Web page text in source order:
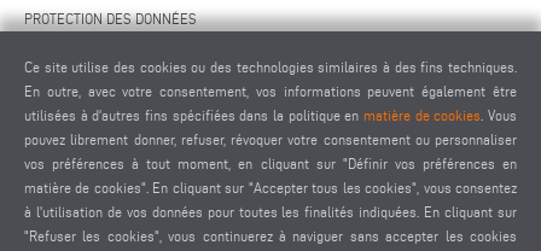
PROTECTION DES DONNÉES
ACCORD DE TÉLÉMAINTENANCE
PARAMÈTRES DES COOKIES
CODE DE CONDUITE DES FOURNISSEURS
Ce site utilise des cookies ou des technologies similaires à des fins techniques.
En outre, avec votre consentement, vos informations peuvent également être
utilisées à d'autres fins spécifiées dans la politique en matière de cookies . Vous
pouvez librement donner, refuser, révoquer votre consentement ou personnaliser
vos préférences à tout moment, en cliquant sur "Définir vos préférences en
matière de cookies". En cliquant sur "Accepter tous les cookies", vous consentez
à l'utilisation de vos données pour toutes les finalités indiquées. En cliquant sur
"Refuser les cookies", vous continuerez à naviguer sans accepter les cookies